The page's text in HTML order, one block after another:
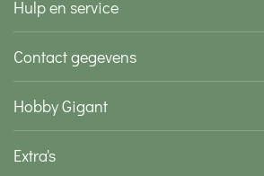
Hulp en service
Contact gegevens
Hobby Gigant
Extra's